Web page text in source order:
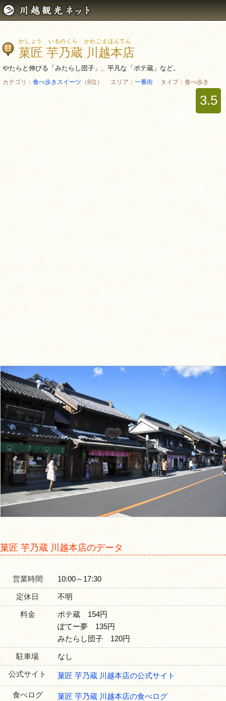
かしょう いものくら かわごえほんてん
菓匠 芋乃蔵 川越本店
やたらと伸びる「みたらし団子」、平凡な「ポテ蔵」など。
カテゴリ： 食べ歩きスイーツ （8位） エリア： 一番街 タイプ：食べ歩き
3.5
菓匠 芋乃蔵 川越本店のデータ
営業時間 10:00～17:30
定休日 不明
料金
ポテ蔵 154円
ぽてー夢 135円
みたらし団子 120円
駐車場 なし
公式サイト 菓匠 芋乃蔵 川越本店の公式サイト
食べログ 菓匠 芋乃蔵 川越本店の食べログ